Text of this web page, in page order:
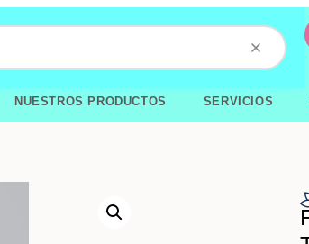
NUESTROS PRODUCTOS SERVICIOS